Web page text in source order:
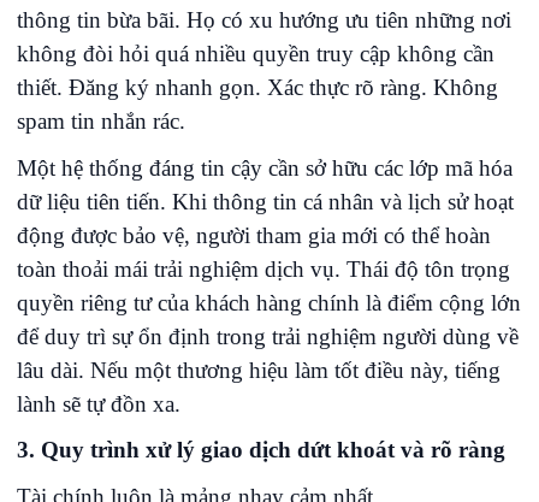
thông tin bừa bãi. Họ có xu hướng ưu tiên những nơi
không đòi hỏi quá nhiều quyền truy cập không cần
thiết. Đăng ký nhanh gọn. Xác thực rõ ràng. Không
spam tin nhắn rác.
Một hệ thống đáng tin cậy cần sở hữu các lớp mã hóa
dữ liệu tiên tiến. Khi thông tin cá nhân và lịch sử hoạt
động được bảo vệ, người tham gia mới có thể hoàn
toàn thoải mái trải nghiệm dịch vụ. Thái độ tôn trọng
quyền riêng tư của khách hàng chính là điểm cộng lớn
để duy trì sự ổn định trong trải nghiệm người dùng về
lâu dài. Nếu một thương hiệu làm tốt điều này, tiếng
lành sẽ tự đồn xa.
3. Quy trình xử lý giao dịch dứt khoát và rõ ràng
Tài chính luôn là mảng nhạy cảm nhất.